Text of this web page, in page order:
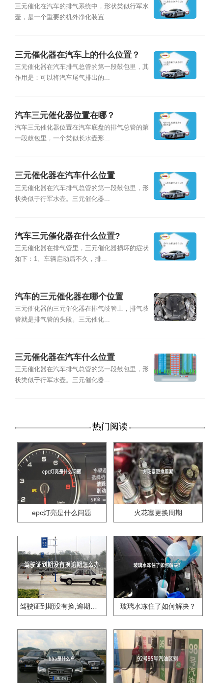
三元催化在汽车的排气系统中，形状类似行军水
壶，是一个重要的机外净化装置...
三元催化器在汽车上的什么位置？
三元催化器在汽车排气总管的第一段鼓包里，其
作用是：可以将汽车尾气排出的...
汽车三元催化器位置在哪？
汽车三元催化器位置在汽车底盘的排气总管的第
一段鼓包里，一个类似长水壶形...
三元催化器在汽车什么位置
三元催化器在汽车排气总管的第一段鼓包里，形
状类似于行军水壶。三元催化器...
汽车三元催化器在什么位置?
三元催化器在排气管里，三元催化器损坏的症状
如下：1、车辆启动后不久，排...
汽车的三元催化器在哪个位置
三元催化器的三元催化器在排气歧管上，排气歧
管就是排气管的头段。三元催化...
三元催化器在汽车什么位置
三元催化器在汽车排气总管的第一段鼓包里，形
状类似于行军水壶。三元催化器...
热门阅读
epc灯亮是什么问题 火花塞更换周期
驾驶证到期没有换,逾期怎么办?? 玻璃水冻住了如何解决？